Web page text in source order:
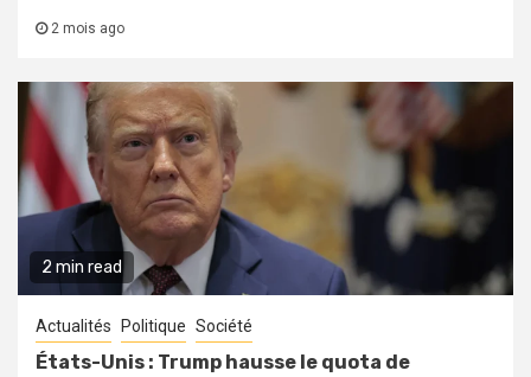
2 mois ago
2 min read
Actualités Politique Société
États-Unis : Trump hausse le quota de